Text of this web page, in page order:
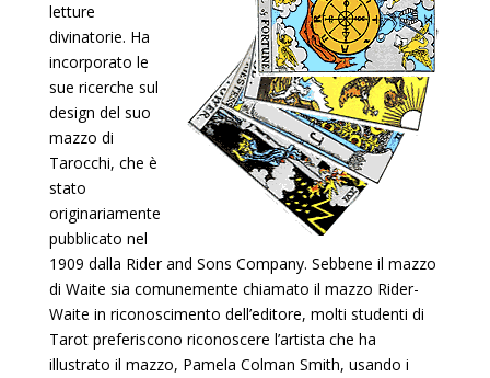
letture
divinatorie. Ha
incorporato le
sue ricerche sul
design del suo
mazzo di
Tarocchi, che è
stato
originariamente
pubblicato nel
1909 dalla Rider and Sons Company. Sebbene il mazzo
di Waite sia comunemente chiamato il mazzo Rider-
Waite in riconoscimento dell’editore, molti studenti di
Tarot preferiscono riconoscere l’artista che ha
illustrato il mazzo, Pamela Colman Smith, usando i